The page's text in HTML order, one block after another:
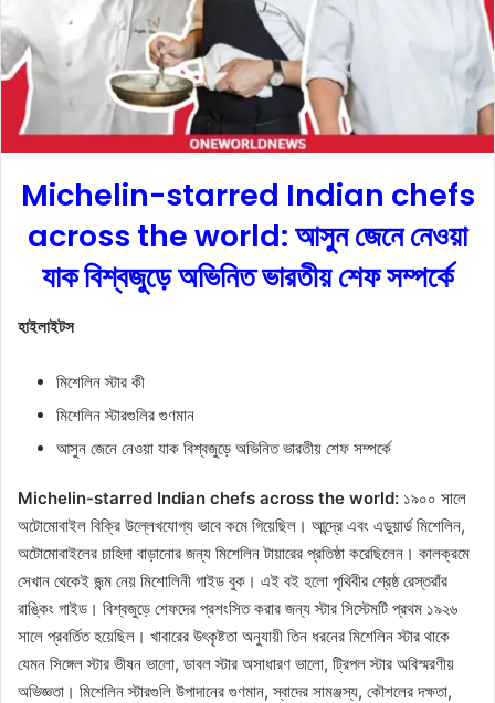
i
l
Michelin-starred Indian chefs
across the world: আসুন জেনে নেওয়া
যাক বিশ্বজুড়ে অভিনিত ভারতীয় শেফ সম্পর্কে
হাইলাইটস
মিশেলিন স্টার কী
মিশেলিন স্টারগুলির গুণমান
আসুন জেনে নেওয়া যাক বিশ্বজুড়ে অভিনিত ভারতীয় শেফ সম্পর্কে
Michelin-starred Indian chefs across the world: ১৯০০ সালে
অটোমোবাইল বিক্রি উল্লেখযোগ্য ভাবে কমে গিয়েছিল। আন্দ্রে এবং এডুয়ার্ড মিশেলিন,
অটোমোবাইলের চাহিদা বাড়ানোর জন্য মিশেলিন টায়ারের প্রতিষ্ঠা করেছিলেন। কালক্রমে
সেখান থেকেই জন্ম নেয় মিশোলিনী গাইড বুক। এই বই হলো পৃথিবীর শ্রেষ্ঠ রেস্তরাঁর
রাঙ্কিং গাইড। বিশ্বজুড়ে শেফদের প্রশংসিত করার জন্য স্টার সিস্টেমটি প্রথম ১৯২৬
সালে প্রবর্তিত হয়েছিল। খাবারের উৎকৃষ্টতা অনুযায়ী তিন ধরনের মিশেলিন স্টার থাকে
যেমন সিঙ্গেল স্টার ভীষন ভালো, ডাবল স্টার অসাধারণ ভালো, ট্রিপল স্টার অবিস্মরণীয়
অভিজ্ঞতা। মিশেলিন স্টারগুলি উপাদানের গুণমান, স্বাদের সামঞ্জস্য, কৌশলের দক্ষতা,